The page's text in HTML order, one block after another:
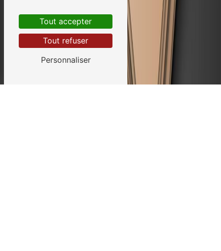
Tout accepter
Tout refuser
Personnaliser